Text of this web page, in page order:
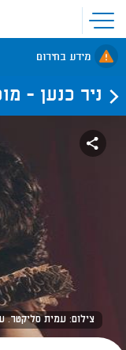
פתיחת
תפריט
אתר
מידע בחירום
ניר כנען -
צילום: עמית סליקטר.